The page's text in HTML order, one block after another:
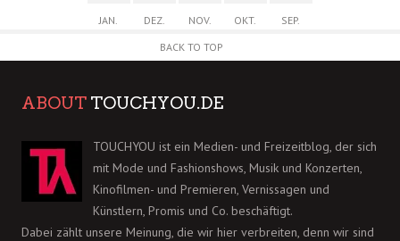
JAN. DEZ. NOV. OKT.
SEP.
BACK TO TOP
ABOUT TOUCHYOU.DE
TOUCHYOU ist ein Medien- und Freizeitblog, der sich
mit Mode und Fashionshows, Musik und Konzerten,
Kinofilmen- und Premieren, Vernissagen und
Künstlern, Promis und Co. beschäftigt.
Dabei zählt unsere Meinung, die wir hier verbreiten, denn wir sind